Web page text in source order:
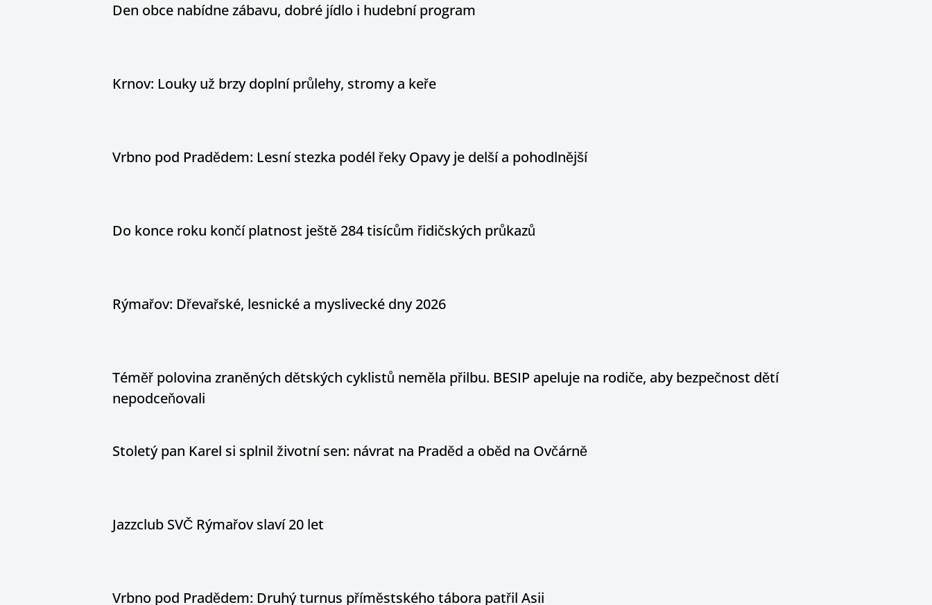
Den obce nabídne zábavu, dobré jídlo i hudební program
Krnov: Louky už brzy doplní průlehy, stromy a keře
Vrbno pod Pradědem: Lesní stezka podél řeky Opavy je delší a pohodlnější
Do konce roku končí platnost ještě 284 tisícům řidičských průkazů
Rýmařov: Dřevařské, lesnické a myslivecké dny 2026
Téměř polovina zraněných dětských cyklistů neměla přilbu. BESIP apeluje na rodiče, aby bezpečnost dětí
nepodceňovali
Stoletý pan Karel si splnil životní sen: návrat na Praděd a oběd na Ovčárně
Jazzclub SVČ Rýmařov slaví 20 let
Vrbno pod Pradědem: Druhý turnus příměstského tábora patřil Asii